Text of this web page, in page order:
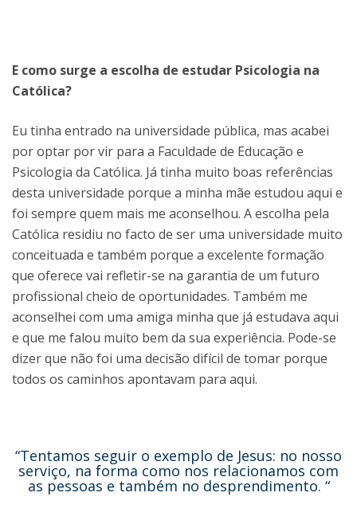
E como surge a escolha de estudar Psicologia na
Católica?
Eu tinha entrado na universidade pública, mas acabei
por optar por vir para a Faculdade de Educação e
Psicologia da Católica. Já tinha muito boas referências
desta universidade porque a minha mãe estudou aqui e
foi sempre quem mais me aconselhou. A escolha pela
Católica residiu no facto de ser uma universidade muito
conceituada e também porque a excelente formação
que oferece vai refletir-se na garantia de um futuro
profissional cheio de oportunidades. Também me
aconselhei com uma amiga minha que já estudava aqui
e que me falou muito bem da sua experiência. Pode-se
dizer que não foi uma decisão difícil de tomar porque
todos os caminhos apontavam para aqui.
“Tentamos seguir o exemplo de Jesus: no nosso
serviço, na forma como nos relacionamos com
as pessoas e também no desprendimento. “